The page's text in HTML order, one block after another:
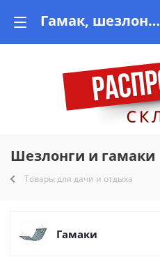
Гамак, шезлонг купить в Минске недорого на Vishop.by
Шезлонги и гамаки
Товары для дачи и отдыха
Гамаки